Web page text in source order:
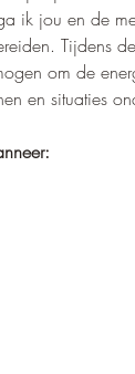
jou en de
Tijdens
om de
en situaties